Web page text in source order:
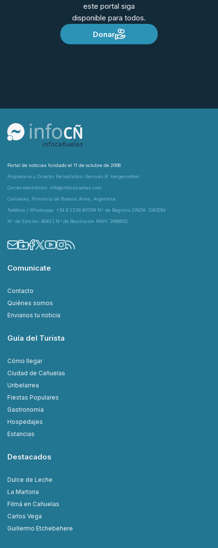
este portal siga
disponible para todos.
Donar
Portal de noticias fundado el 11 de octubre de 2006
Propietario y Director Periodístico: Germán R. Hergenrether
Correo electrónico: info@infocanuelas.com
Cañuelas, Provincia de Buenos Aires, Argentina
Teléfono / Whatsapp: +54 9 2226 601319 N° de Registro DNDA: 5343054
N° de Edición: 6043 | N° de Resolución RNPI: 2699932
Comunicate
Contacto
Quiénes somos
Envianos tu noticia
Guía del Turista
Cómo llegar
Ciudad de Cañuelas
Uribelarrea
Fiestas Populares
Gastronomía
Hospedajes
Estancias
Destacados
Dulce de Leche
La Martona
Filmá en Cañuelas
Carlos Vega
Guillermo Etchebehere